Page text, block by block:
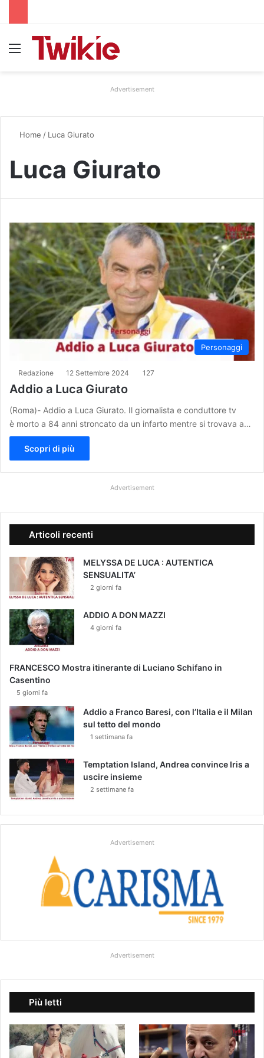
Advertisement
Home / Luca Giurato
Luca Giurato
Personaggi
Redazione 12 Settembre 2024 127
Addio a Luca Giurato
(Roma)- Addio a Luca Giurato. Il giornalista e conduttore tv
è morto a 84 anni stroncato da un infarto mentre si trovava a…
Scopri di più
Advertisement
Articoli recenti
MELYSSA DE LUCA : AUTENTICA
SENSUALITA’
2 giorni fa
ADDIO A DON MAZZI
4 giorni fa
FRANCESCO Mostra itinerante di Luciano Schifano in
Casentino
5 giorni fa
Addio a Franco Baresi, con l’Italia e il Milan
sul tetto del mondo
1 settimana fa
Temptation Island, Andrea convince Iris a
uscire insieme
2 settimane fa
Advertisement
Advertisement
Più letti